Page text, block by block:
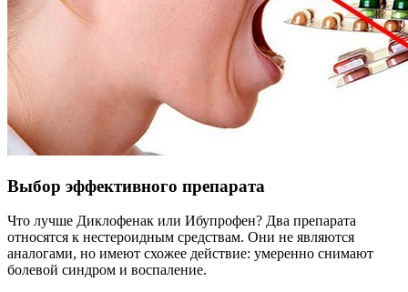
Выбор эффективного препарата
Что лучше Диклофенак или Ибупрофен? Два препарата
относятся к нестероидным средствам. Они не являются
аналогами, но имеют схожее действие: умеренно снимают
болевой синдром и воспаление.